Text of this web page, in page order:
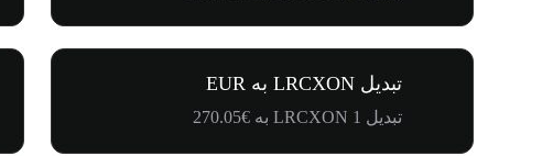
تبدیل LRCXON به EUR
تبدیل 1 LRCXON به €270.05